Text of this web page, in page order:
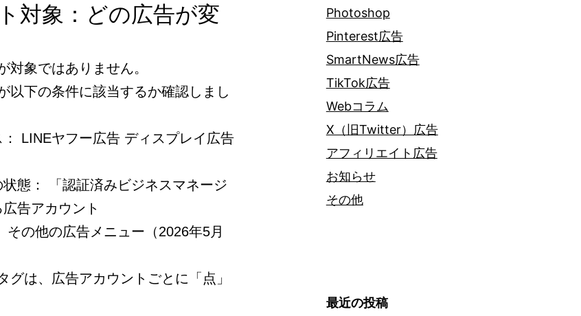
対象：どの広告が変
対象ではありません。
以下の条件に該当するか確認しまし
LINEヤフー広告 ディスプレイ広告
態： 「認証済みビジネスマネージ
告アカウント
の他の広告メニュー（2026年5月
グは、広告アカウントごとに「点」
Photoshop
Pinterest広告
SmartNews広告
TikTok広告
Webコラム
X（旧Twitter）広告
アフィリエイト広告
お知らせ
その他
最近の投稿